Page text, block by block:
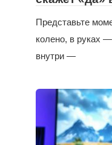
Представьте
колено, в руках
внутри —